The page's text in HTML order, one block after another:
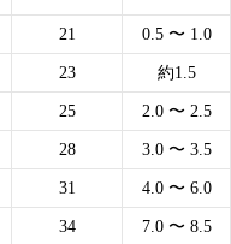
21 0.5〜 1.0
23
約1.5
25 2.0〜 2.5
28 3.0〜 3.5
31 4.0〜 6.0
34 7.0〜 8.5